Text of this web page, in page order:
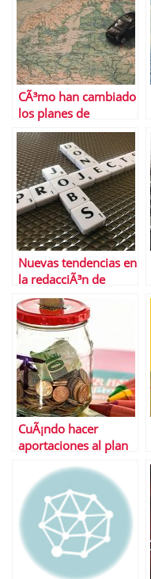
CÃ³mo han cambiado
los planes de
transporte en
Semana Santa las
restricciones
Nuevas tendencias en
la redacciÃ³n de
curriculums que
debes conocer
CuÃ¡ndo hacer
aportaciones al plan